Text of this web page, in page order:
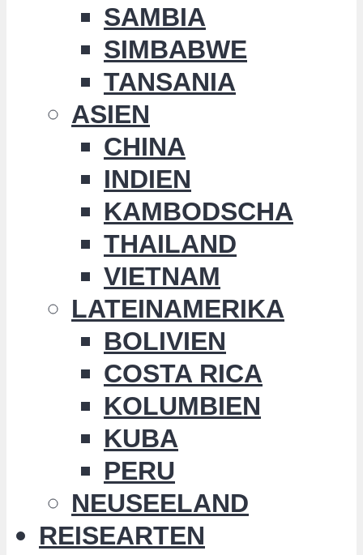
SAMBIA
SIMBABWE
TANSANIA
ASIEN
CHINA
INDIEN
KAMBODSCHA
THAILAND
VIETNAM
LATEINAMERIKA
BOLIVIEN
COSTA RICA
KOLUMBIEN
KUBA
PERU
NEUSEELAND
REISEARTEN